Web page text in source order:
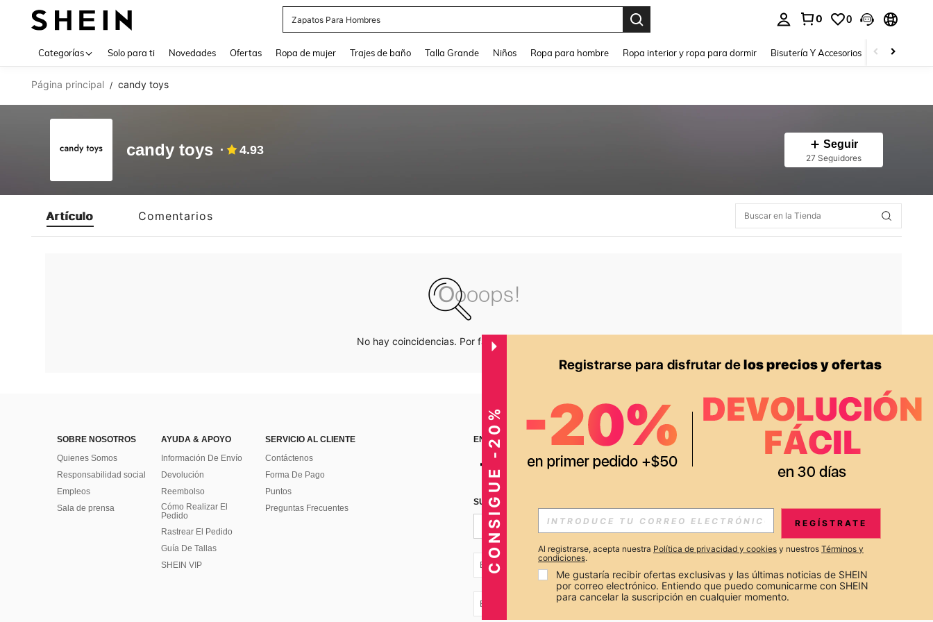
Zapatos Para Hombres
0 0
Categorías Solo para ti Novedades Ofertas Ropa de mujer Trajes de baño Talla Grande Niños Ropa para hombre Ropa interior y ropa para dormir Bisutería Y Accesorios Zapatos
Página principal / candy toys
candy toys 4.93 Seguir
27 Seguidores
Artículo Comentarios
No hay coincidencias. Por favor inténtalo de nuevo.
SOBRE NOSOTROS
Quienes Somos
Responsabilidad social
Empleos
Sala de prensa
AYUDA & APOYO
Información De Envío
Devolución
Reembolso
Cómo Realizar El
Pedido
Rastrear El Pedido
Guía De Tallas
SHEIN VIP
SERVICIO AL CLIENTE
Contáctenos
Forma De Pago
Puntos
Preguntas Frecuentes
ENCUÉNTRANOS EN APP
SUSCRÍBETE PARA RECIBIR OFERTAS EXCLUSIVAS, PROMOCIONES Y NOTICIAS DE SHEIN
Suscribir
EC + 593
EC + 593
CONSIGUE -20% REGÍSTRATE
Al registrarse, acepta nuestra Política de privacidad y cookies y nuestros Términos y
condiciones.
Me gustaría recibir ofertas exclusivas y las últimas noticias de SHEIN
por correo electrónico. Entiendo que puedo comunicarme con SHEIN
para cancelar la suscripción en cualquier momento.